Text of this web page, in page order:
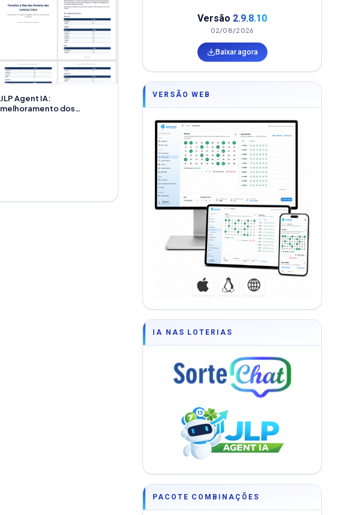
JLP Agent IA:
melhoramento dos
Versão 2.9.8.10
02/08/2026
Baixar agora
VERSÃO WEB
IA NAS LOTERIAS
PACOTE COMBINAÇÕES